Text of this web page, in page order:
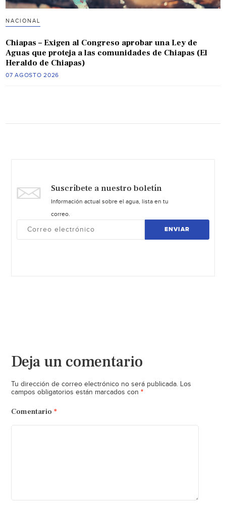
NACIONAL
Chiapas – Exigen al Congreso aprobar una Ley de
Aguas que proteja a las comunidades de Chiapas (El
Heraldo de Chiapas)
07 AGOSTO 2026
Suscríbete a nuestro boletín
Información actual sobre el agua, lista en tu
correo.
ENVIAR
Deja un comentario
Tu dirección de correo electrónico no será publicada. Los
campos obligatorios están marcados con *
Comentario *